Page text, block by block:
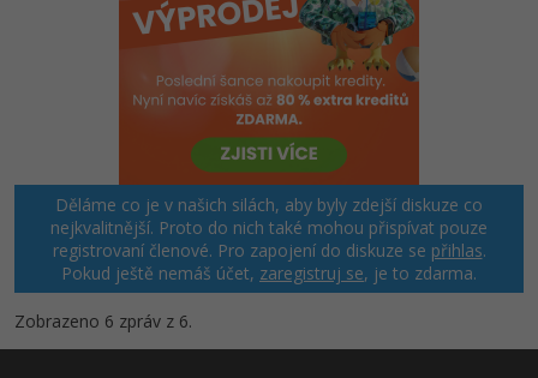
Děláme co je v našich silách, aby byly zdejší diskuze co
nejkvalitnější. Proto do nich také mohou přispívat pouze
registrovaní členové. Pro zapojení do diskuze se přihlas.
Pokud ještě nemáš účet, zaregistruj se, je to zdarma.
Zobrazeno 6 zpráv z 6.